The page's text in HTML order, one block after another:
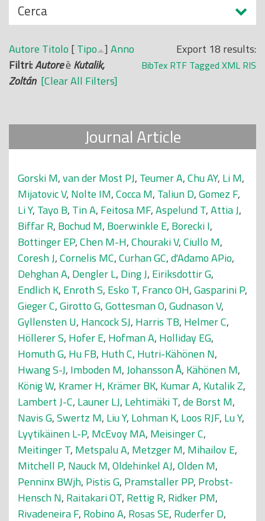
N
a
s
c
o
n
i
Cerca
Export 18 results:
BibTex RTF Tagged XML RIS
Autore Titolo [Tipo ] Anno
Filtri:Autoreè Kutalik,
Zoltán [Clear All Filters]
Journal Article
Gorski M,van der Most PJ, Teumer A,Chu AY, Li M,
Mijatovic V, Nolte IM,Cocca M, Taliun D,Gomez F,
Li Y, Tayo B, Tin A, Feitosa MF,Aspelund T,Attia J,
Biffar R, Bochud M, Boerwinkle E, Borecki I,
Bottinger EP,Chen M-H,Chouraki V,Ciullo M,
Coresh J,Cornelis MC,Curhan GC,d'Adamo APio,
Dehghan A, Dengler L, Ding J, Eiriksdottir G,
Endlich K, Enroth S, Esko T, Franco OH,Gasparini P,
Gieger C,Girotto G,Gottesman O,Gudnason V,
Gyllensten U, Hancock SJ, Harris TB, Helmer C,
Höllerer S, Hofer E, Hofman A, Holliday EG,
Homuth G, Hu FB, Huth C, Hutri-Kähönen N,
Hwang S-J, Imboden M,Johansson Å, Kähönen M,
König W, Kramer H, Krämer BK, Kumar A, Kutalik Z,
Lambert J-C, Launer LJ, Lehtimäki T,de Borst M,
Navis G,Swertz M, Liu Y, Lohman K, Loos RJF, Lu Y,
Lyytikäinen L-P, McEvoy MA, Meisinger C,
Meitinger T, Metspalu A, Metzger M, Mihailov E,
Mitchell P, Nauck M,Oldehinkel AJ,Olden M,
Penninx BWjh, Pistis G, Pramstaller PP, Probst-
Hensch N, Raitakari OT, Rettig R, Ridker PM,
Rivadeneira F, Robino A, Rosas SE, Ruderfer D,